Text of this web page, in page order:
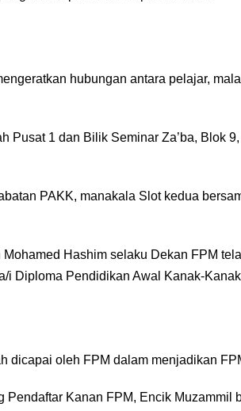
hubungan antara pelajar,
Pusat 1 dan Bilik Seminar Za’ba, Blok
PAKK, manakala Slot kedua
Mohamed Hashim selaku Dekan FPM
i Diploma Pendidikan Awal Kanak-
dicapai oleh FPM dalam menjadikan
Kanan FPM, Encik